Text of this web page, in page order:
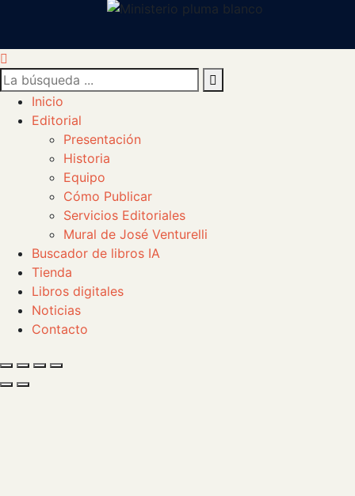
Inicio
Editorial
Presentación
Historia
Equipo
Cómo Publicar
Servicios Editoriales
Mural de José Venturelli
Buscador de libros IA
Tienda
Libros digitales
Noticias
Contacto